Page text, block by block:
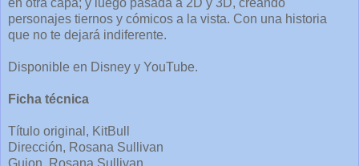
en otra capa; y luego pasada a 2D y 3D, creando
personajes tiernos y cómicos a la vista. Con una historia
que no te dejará indiferente.
Disponible en Disney y YouTube.
Ficha técnica
Título original, KitBull
Dirección, Rosana Sullivan